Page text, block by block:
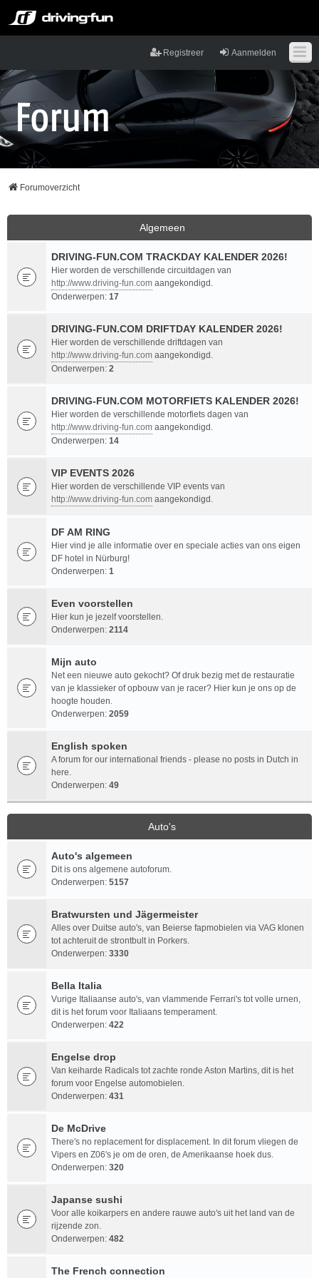
Aanmelden
Registreer
Forumoverzicht
Algemeen
DRIVING-FUN.COM TRACKDAY KALENDER 2026!
Hier worden de verschillende circuitdagen van
http://www.driving-fun.com aangekondigd.
Onderwerpen: 17
DRIVING-FUN.COM DRIFTDAY KALENDER 2026!
Hier worden de verschillende driftdagen van
http://www.driving-fun.com aangekondigd.
Onderwerpen: 2
DRIVING-FUN.COM MOTORFIETS KALENDER 2026!
Hier worden de verschillende motorfiets dagen van
http://www.driving-fun.com aangekondigd.
Onderwerpen: 14
VIP EVENTS 2026
Hier worden de verschillende VIP events van
http://www.driving-fun.com aangekondigd.
DF AM RING
Hier vind je alle informatie over en speciale acties van ons eigen
DF hotel in Nürburg!
Onderwerpen: 1
Even voorstellen
Hier kun je jezelf voorstellen.
Onderwerpen: 2114
Mijn auto
Net een nieuwe auto gekocht? Of druk bezig met de restauratie
van je klassieker of opbouw van je racer? Hier kun je ons op de
hoogte houden.
Onderwerpen: 2059
English spoken
A forum for our international friends - please no posts in Dutch in
here.
Onderwerpen: 49
Auto's
Auto's algemeen
Dit is ons algemene autoforum.
Onderwerpen: 5157
Bratwursten und Jägermeister
Alles over Duitse auto's, van Beierse fapmobielen via VAG klonen
tot achteruit de strontbult in Porkers.
Onderwerpen: 3330
Bella Italia
Vurige Italiaanse auto's, van vlammende Ferrari's tot volle urnen,
dit is het forum voor Italiaans temperament.
Onderwerpen: 422
Engelse drop
Van keiharde Radicals tot zachte ronde Aston Martins, dit is het
forum voor Engelse automobielen.
Onderwerpen: 431
De McDrive
There's no replacement for displacement. In dit forum vliegen de
Vipers en Z06's je om de oren, de Amerikaanse hoek dus.
Onderwerpen: 320
Japanse sushi
Voor alle koikarpers en andere rauwe auto's uit het land van de
rijzende zon.
Onderwerpen: 482
The French connection